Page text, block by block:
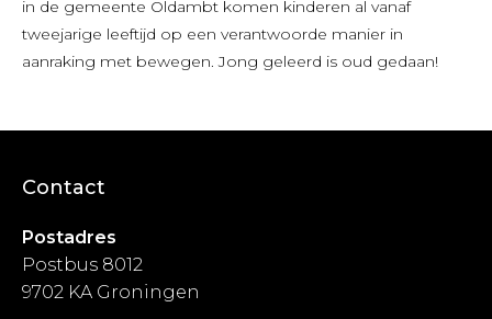
in de gemeente Oldambt komen kinderen al vanaf
tweejarige leeftijd op een verantwoorde manier in
aanraking met bewegen. Jong geleerd is oud gedaan!
Contact
Postadres
Postbus 8012
9702 KA Groningen